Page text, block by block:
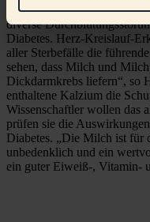
wurden kaum beeinflusst.
diverse
Diabetes. Herz-Kreislauf-
aller Sterbefälle die
sehen, dass Milch und
Dickdarmkrebs liefern“, so
enthaltene Kalzium die
Wissenschaftler wollen das
prüfen sie die
Diabetes. „Die Milch ist für
unbedenklich und ein
ein guter Eiweiß-, Vitamin-